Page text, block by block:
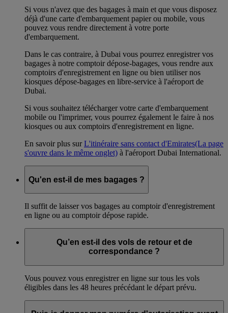
Si vous n'avez que des bagages à main et que vous disposez
déjà d'une carte d'embarquement papier ou mobile, vous
pouvez vous rendre directement à votre porte
d'embarquement.
Dans le cas contraire, à Dubai vous pourrez enregistrer vos
bagages à notre comptoir dépose-bagages, vous rendre aux
comptoirs d'enregistrement en ligne ou bien utiliser nos
kiosques dépose-bagages en libre-service à l'aéroport de
Dubai.
Si vous souhaitez télécharger votre carte d'embarquement
mobile ou l'imprimer, vous pourrez également le faire à nos
kiosques ou aux comptoirs d'enregistrement en ligne.
En savoir plus surL'itinéraire sans contact d'Emirates(La page
s'ouvre dans le même onglet) à l'aéroport Dubai International.
Qu'en est-il de mes bagages ?
Il suffit de laisser vos bagages au comptoir d'enregistrement
en ligne ou au comptoir dépose rapide.
Qu’en est-il des vols de retour et de
correspondance ?
Vous pouvez vous enregistrer en ligne sur tous les vols
éligibles dans les 48 heures précédant le départ prévu.